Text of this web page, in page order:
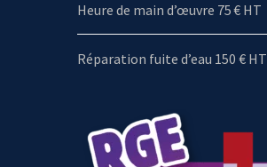
Heure de main d’œuvre 75 € HT
Réparation fuite d’eau 150 € HT